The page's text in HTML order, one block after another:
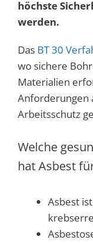
höchste
werden.
Das BT 30
wo sichere
Materialien
Anforderungen
Arbeitsschutz
Welche
hat Asbest
Asbest